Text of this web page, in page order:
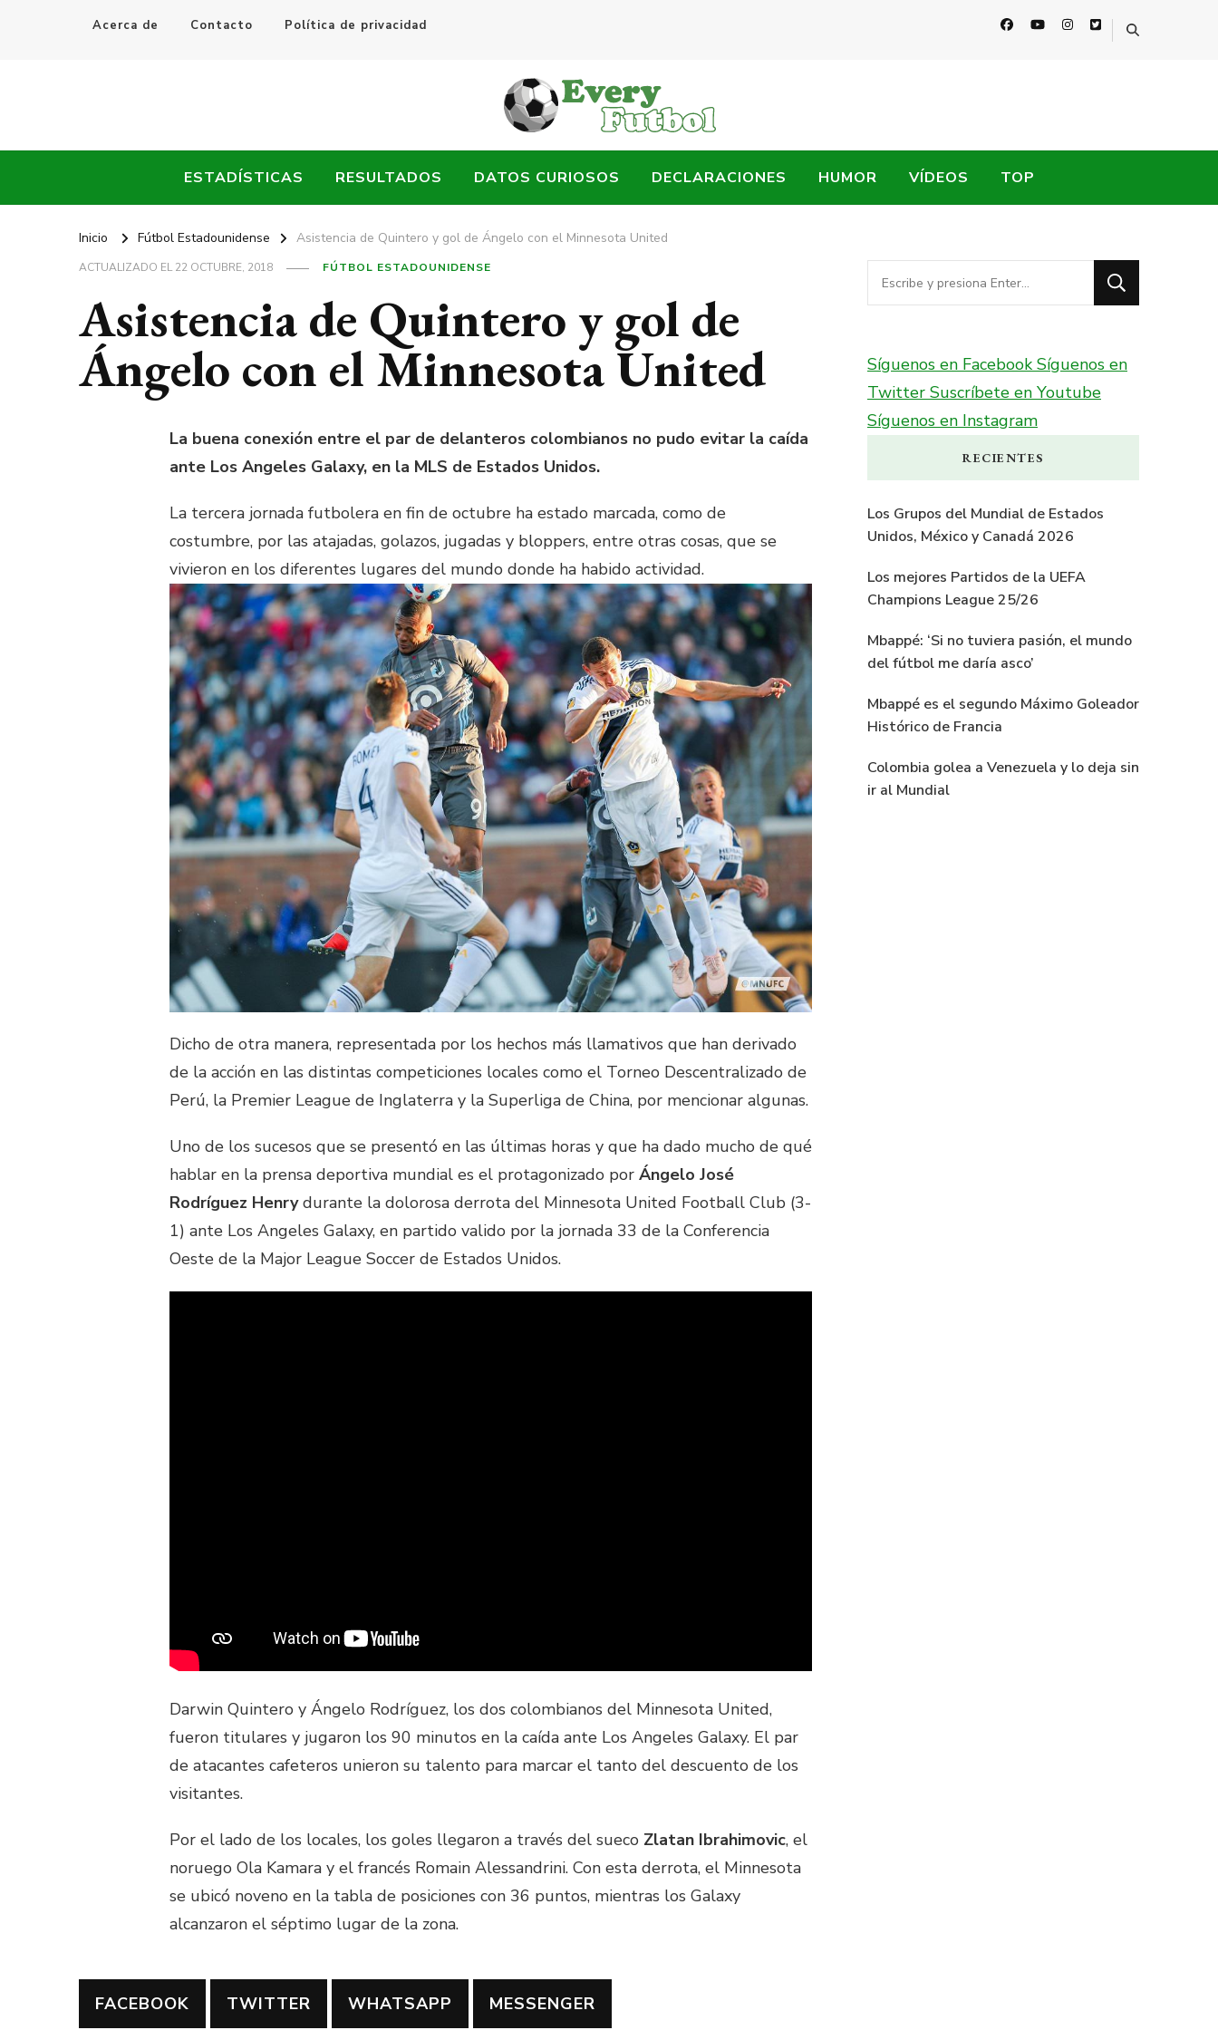
Acerca de Contacto Política de privacidad
Every Fútbol
ESTADÍSTICAS RESULTADOS DATOS CURIOSOS DECLARACIONES HUMOR VÍDEOS TOP
Inicio Fútbol Estadounidense Asistencia de Quintero y gol de Ángelo con el Minnesota United
ACTUALIZADO EL22 OCTUBRE, 2018 FÚTBOL ESTADOUNIDENSE
Asistencia de Quintero y gol de
Ángelo con el Minnesota United
La buena conexión entre el par de delanteros colombianos no pudo evitar la caída
ante Los Angeles Galaxy, en la MLS de Estados Unidos.
La tercera jornada futbolera en fin de octubre ha estado marcada, como de
costumbre, por las atajadas, golazos, jugadas y bloppers, entre otras cosas, que se
vivieron en los diferentes lugares del mundo donde ha habido actividad.
Dicho de otra manera, representada por los hechos más llamativos que han derivado
de la acción en las distintas competiciones locales como el Torneo Descentralizado de
Perú, la Premier League de Inglaterra y la Superliga de China, por mencionar algunas.
Uno de los sucesos que se presentó en las últimas horas y que ha dado mucho de qué
hablar en la prensa deportiva mundial es el protagonizado por Ángelo José
Rodríguez Henrydurante la dolorosa derrota del Minnesota United Football Club (3-
1) ante Los Angeles Galaxy, en partido valido por la jornada 33 de la Conferencia
Oeste de la Major League Soccer de Estados Unidos.
Darwin Quintero y Ángelo Rodríguez, los dos colombianos del Minnesota United,
fueron titulares y jugaron los 90 minutos en la caída ante Los Angeles Galaxy. El par
de atacantes cafeteros unieron su talento para marcar el tanto del descuento de los
visitantes.
Por el lado de los locales, los goles llegaron a través del sueco Zlatan Ibrahimovic, el
noruego Ola Kamara y el francés Romain Alessandrini. Con esta derrota, el Minnesota
se ubicó noveno en la tabla de posiciones con 36 puntos, mientras los Galaxy
alcanzaron el séptimo lugar de la zona.
FACEBOOK TWITTER WHATSAPP MESSENGER
¿Buscas
algo?
Síguenos en FacebookSíguenos en
Twitter Suscríbete en Youtube
Síguenos en Instagram
RECIENTES
Los Grupos del Mundial de Estados
Unidos, México y Canadá 2026
Los mejores Partidos de la UEFA
Champions League 25/26
Mbappé: ‘Si no tuviera pasión, el mundo
del fútbol me daría asco’
Mbappé es el segundo Máximo Goleador
Histórico de Francia
Colombia golea a Venezuela y lo deja sin
ir al Mundial